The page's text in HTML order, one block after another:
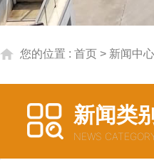
您的位置 : 首页 > 新闻中心
新闻类
NEWS